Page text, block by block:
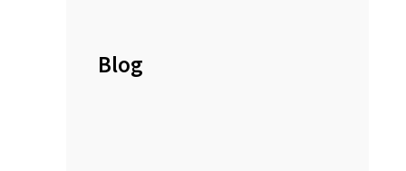
Blog